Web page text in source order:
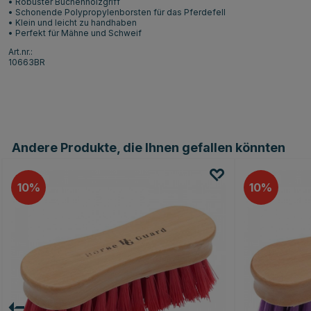
• Schonende Polypropylenborsten für das Pferdefell
• Klein und leicht zu handhaben
• Perfekt für Mähne und Schweif
Art.nr.:
10663BR
Andere Produkte, die Ihnen gefallen könnten
10 10